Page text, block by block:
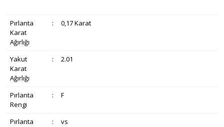
Pırlanta
Karat
Ağırlığı
: 0,17 Karat
Yakut
Karat
Ağırlığı
: 2.01
Pırlanta
Rengi
: F
Pırlanta
: vs